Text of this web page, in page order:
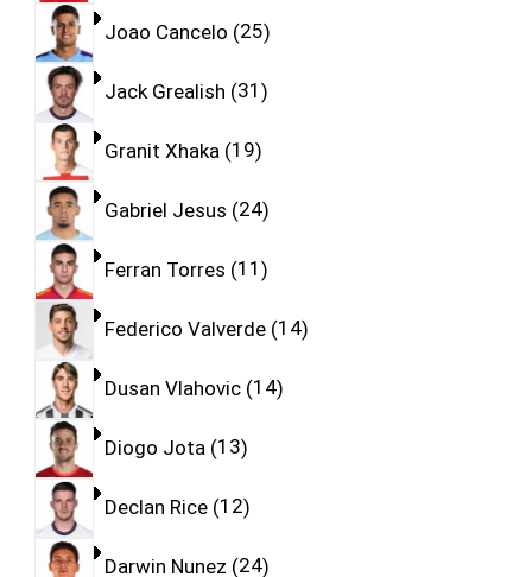
Joao Cancelo 25
Jack Grealish 31
Granit Xhaka 19
Gabriel Jesus 24
Ferran Torres 11
Federico Valverde 14
Dusan Vlahovic 14
Diogo Jota 13
Declan Rice 12
Darwin Nunez 24